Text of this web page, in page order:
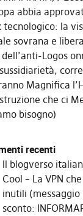
abbia
tecnologico: la
sovrana e libera
Logos
Magnifica
che ci
bisogno)
recenti
Il blogverso
Cool – La VPN
inutili
sconto: